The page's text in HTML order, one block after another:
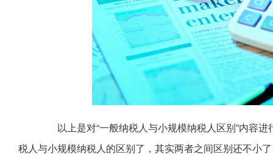
以上是对“一般纳税人与小规模纳税人区别”内容进
税人与小规模纳税人的区别了，其实两者之间区别还不小